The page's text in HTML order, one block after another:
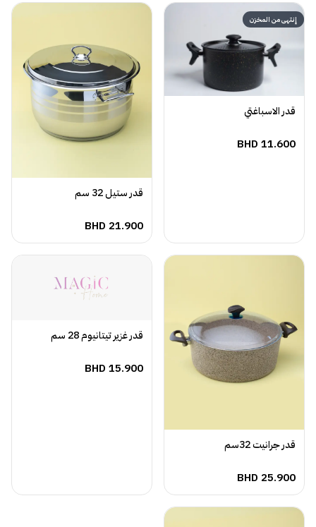
إنتهى من المخزن
قدر الاسباغتي
BHD 11.600
قدر ستيل 32 سم
BHD 21.900
قدر جرانيت 32سم
BHD 25.900
قدر غزير تيتانيوم 28 سم
BHD 15.900